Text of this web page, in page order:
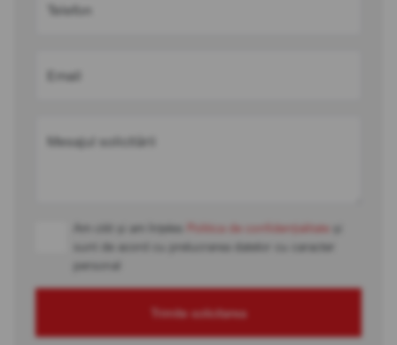
Telefon
Email
Mesajul solicitării
Am citit și am înțeles Politica de confidențialitate
sunt de acord cu prelucrarea datelor cu caracter
personal
Trimite solicitarea